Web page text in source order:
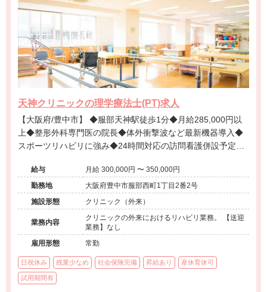
天神クリニックの理学療法士(PT)求人
【大阪府/豊中市】 ◆服部天神駅徒歩1分◆月給285,000円以
上◆整形外科専門医の院長◆体外衝撃波など最新機器導入◆
スポーツリハビリに強み◆24時間対応の訪問看護併設予定◆
給与
月給 300,000円 〜 350,000円
勤務地
大阪府豊中市服部西町1丁目2番2号
施設形態
クリニック（外来）
業務内容
クリニックの外来におけるリハビリ業務。 【送迎
業務】なし
雇用形態
常勤
日祝休み 残業少なめ 社会保険完備 昇給あり 産休育休可
試用期間有